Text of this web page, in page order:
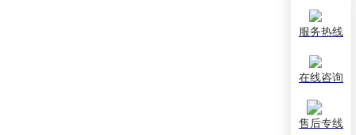
服务热线
在线咨询
售后专线